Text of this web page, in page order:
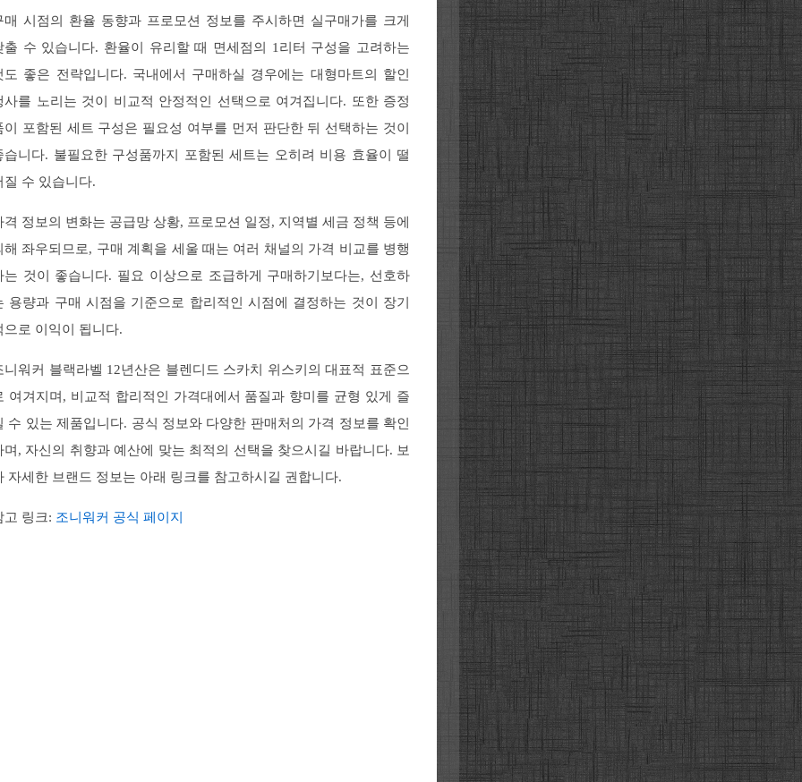
매 시점의 환율 동향과 프로모션 정보를 주시하면 실구매가를 크게
출 수 있습니다. 환율이 유리할 때 면세점의 1리터 구성을 고려하는
도 좋은 전략입니다. 국내에서 구매하실 경우에는 대형마트의 할인
사를 노리는 것이 비교적 안정적인 선택으로 여겨집니다. 또한 증정
이 포함된 세트 구성은 필요성 여부를 먼저 판단한 뒤 선택하는 것이
습니다. 불필요한 구성품까지 포함된 세트는 오히려 비용 효율이 떨
질 수 있습니다.
격 정보의 변화는 공급망 상황, 프로모션 일정, 지역별 세금 정책 등에
해 좌우되므로, 구매 계획을 세울 때는 여러 채널의 가격 비교를 병행
는 것이 좋습니다. 필요 이상으로 조급하게 구매하기보다는, 선호하
용량과 구매 시점을 기준으로 합리적인 시점에 결정하는 것이 장기
으로 이익이 됩니다.
니워커 블랙라벨 12년산은 블렌디드 스카치 위스키의 대표적 표준으
여겨지며, 비교적 합리적인 가격대에서 품질과 향미를 균형 있게 즐
수 있는 제품입니다. 공식 정보와 다양한 판매처의 가격 정보를 확인
며, 자신의 취향과 예산에 맞는 최적의 선택을 찾으시길 바랍니다. 보
자세한 브랜드 정보는 아래 링크를 참고하시길 권합니다.
고 링크: 조니워커 공식 페이지